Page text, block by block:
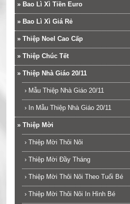
» Bao Lì Xì Tiền Euro
» Bao Lì Xì Giá Rẻ
» Thiệp Noel Cao Cấp
» Thiệp Chúc Tết
» Thiệp Nhà Giáo 20/11
› Mẫu Thiệp Nhà Giáo 20/11
› In Mẫu Thiệp Nhà Giáo 20/11
» Thiệp Mời
› Thiệp Mời Thôi Nôi
› Thiệp Mời Đầy Tháng
› Thiệp Mời Thôi Nôi Theo Tuổi Bé
› Thiệp Mời Thôi Nôi In Hình Bé